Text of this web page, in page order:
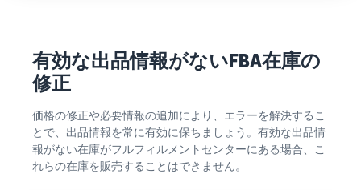
有効な出品情報がないFBA在庫の
修正
価格の修正や必要情報の追加により、エラーを解決するこ
とで、出品情報を常に有効に保ちましょう。有効な出品情
報がない在庫がフルフィルメントセンターにある場合、こ
れらの在庫を販売することはできません。